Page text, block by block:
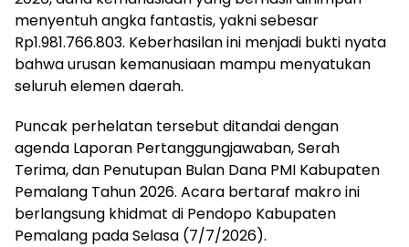
menyentuh angka fantastis, yakni sebesar
Rp1.981.766.803. Keberhasilan ini menjadi bukti nyata
bahwa urusan kemanusiaan mampu menyatukan
seluruh elemen daerah.
​Puncak perhelatan tersebut ditandai dengan
agenda Laporan Pertanggungjawaban, Serah
Terima, dan Penutupan Bulan Dana PMI Kabupaten
Pemalang Tahun 2026. Acara bertaraf makro ini
berlangsung khidmat di Pendopo Kabupaten
Pemalang pada Selasa (7/7/2026).